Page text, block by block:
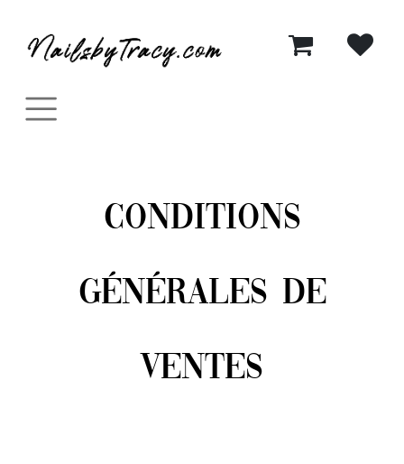
Conditions
générales de
ventes